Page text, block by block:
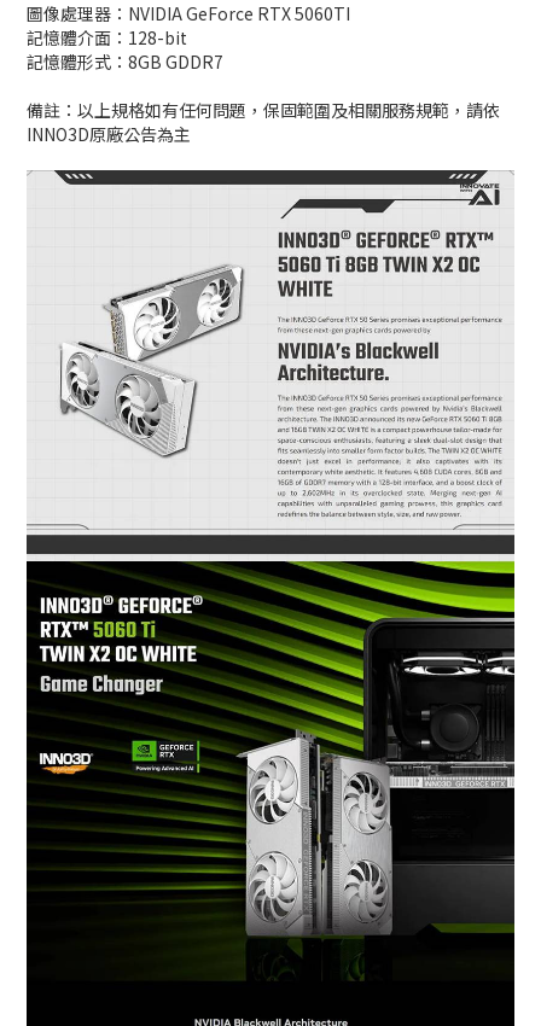
圖像處理器：NVIDIA GeForce RTX 5060TI
記憶體介面：128-bit
記憶體形式：8GB GDDR7
備註：以上規格如有任何問題，保固範圍及相關服務規範，請依
INNO3D原廠公告為主